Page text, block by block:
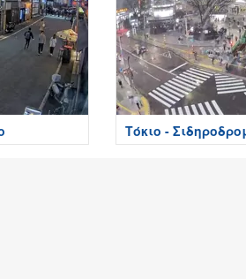
Τόκιο -